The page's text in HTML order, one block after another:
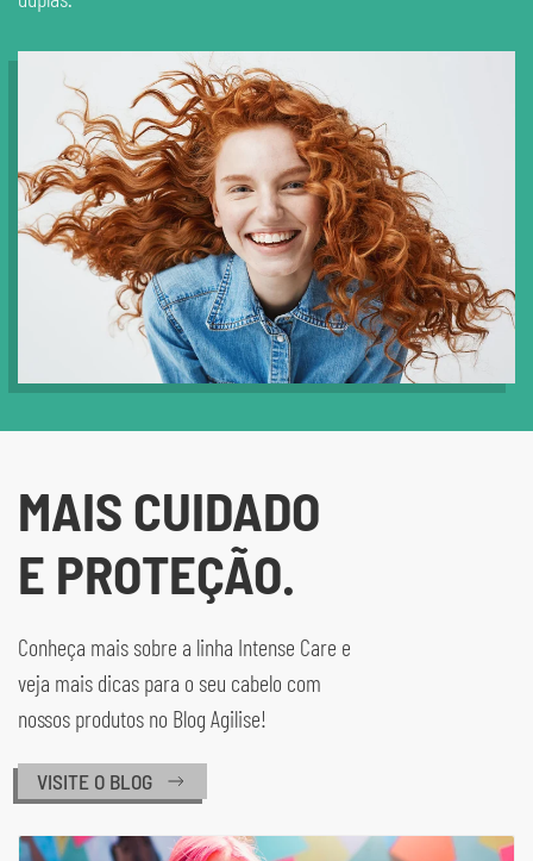
MAIS CUIDADO
E PROTEÇÃO.
Conheça mais sobre a linha Intense Care e
veja mais dicas para o seu cabelo com
nossos produtos no Blog Agilise!
VISITE O BLOG